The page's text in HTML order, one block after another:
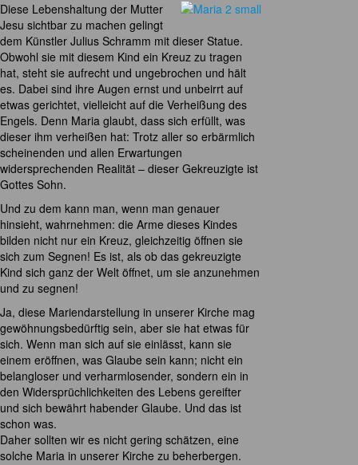
Diese Lebenshaltung der Mutter
Jesu sichtbar zu machen gelingt
dem Künstler Julius Schramm mit dieser Statue.
Obwohl sie mit diesem Kind ein Kreuz zu tragen
hat, steht sie aufrecht und ungebrochen und hält
es. Dabei sind ihre Augen ernst und unbeirrt auf
etwas gerichtet, vielleicht auf die Verheißung des
Engels. Denn Maria glaubt, dass sich erfüllt, was
dieser ihm verheißen hat: Trotz aller so erbärmlich
scheinenden und allen Erwartungen
widersprechenden Realität – dieser Gekreuzigte ist
Gottes Sohn.
Und zu dem kann man, wenn man genauer
hinsieht, wahrnehmen: die Arme dieses Kindes
bilden nicht nur ein Kreuz, gleichzeitig öffnen sie
sich zum Segnen! Es ist, als ob das gekreuzigte
Kind sich ganz der Welt öffnet, um sie anzunehmen
und zu segnen!
Ja, diese Mariendarstellung in unserer Kirche mag
gewöhnungsbedürftig sein, aber sie hat etwas für
sich. Wenn man sich auf sie einlässt, kann sie
einem eröffnen, was Glaube sein kann; nicht ein
belangloser und verharmlosender, sondern ein in
den Widersprüchlichkeiten des Lebens gereifter
und sich bewährt habender Glaube. Und das ist
schon was.
Daher sollten wir es nicht gering schätzen, eine
solche Maria in unserer Kirche zu beherbergen.